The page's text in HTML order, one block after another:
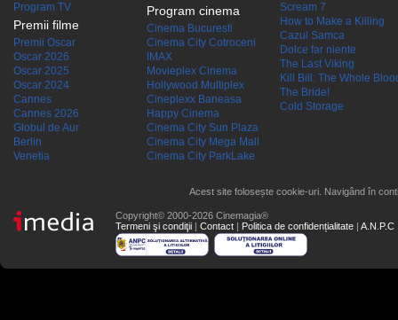
Program TV
Premii filme
Premii Oscar
Oscar 2026
Oscar 2025
Oscar 2024
Cannes
Cannes 2026
Globul de Aur
Berlin
Venetia
Program cinema
Cinema Bucuresti
Cinema City Cotroceni
IMAX
Movieplex Cinema
Hollywood Multiplex
Cineplexx Baneasa
Happy Cinema
Cinema City Sun Plaza
Cinema City Mega Mall
Cinema City ParkLake
Scream 7
How to Make a Killing
Cazul Samca
Dolce far niente
The Last Viking
Kill Bill: The Whole
The Bride!
Cold Storage
Acest site folosește cookie-uri. Navigând în
Copyright© 2000-2026 Cinemagia®
Termeni şi condiţii | Contact | Politica de confidențialitate | A.N.P.C